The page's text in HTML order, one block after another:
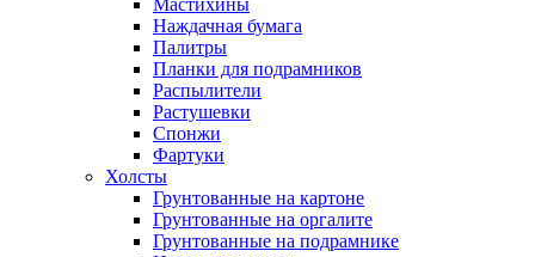
Мастихины
Наждачная бумага
Палитры
Планки для подрамников
Распылители
Растушевки
Спонжи
Фартуки
Холсты
Грунтованные на картоне
Грунтованные на оргалите
Грунтованные на подрамнике